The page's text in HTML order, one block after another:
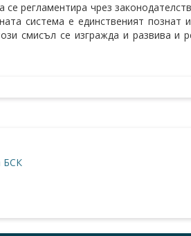
регламентира чрез
система е единственият познат
смисъл се изгражда и развива и
БСК